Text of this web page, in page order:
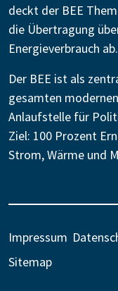
deckt der BEE
die Übertragung
Energieverbrauch ab.
Der BEE ist als
gesamten
Anlaufstelle für
Ziel: 100 Prozent
Strom, Wärme und
Impressum
Sitemap